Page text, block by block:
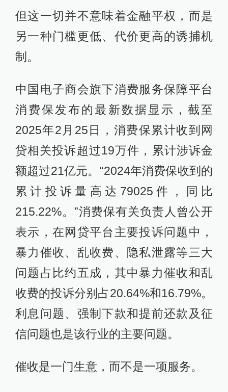
但这一切并不意味着金融平权，而是
另一种门槛更低、代价更高的诱捕机
制。
中国电子商会旗下消费服务保障平台
消费保发布的最新数据显示，截至
2025年2月25日，消费保累计收到网
贷相关投诉超过19万件，累计涉诉金
额超过21亿元。“2024年消费保收到的
累计投诉量高达79025件，同比
215.22%。”消费保有关负责人曾公开
表示，在网贷平台主要投诉问题中，
暴力催收、乱收费、隐私泄露等三大
问题占比约五成，其中暴力催收和乱
收费的投诉分别占20.64%和16.79%。
利息问题、强制下款和提前还款及征
信问题也是该行业的主要问题。
催收是一门生意，而不是一项服务。